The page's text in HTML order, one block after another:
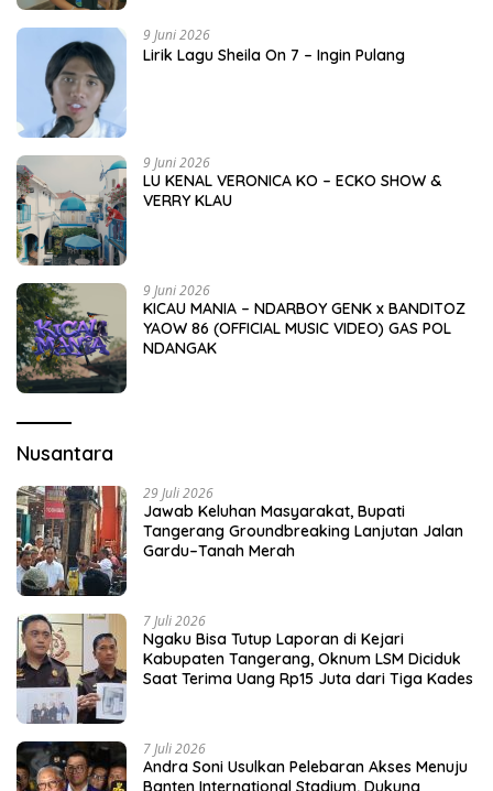
9 Juni 2026
Lirik Lagu Sheila On 7 – Ingin Pulang
9 Juni 2026
LU KENAL VERONICA KO – ECKO SHOW &
VERRY KLAU
9 Juni 2026
KICAU MANIA – NDARBOY GENK x BANDITOZ
YAOW 86 (OFFICIAL MUSIC VIDEO) GAS POL
NDANGAK
Nusantara
29 Juli 2026
Jawab Keluhan Masyarakat, Bupati
Tangerang Groundbreaking Lanjutan Jalan
Gardu–Tanah Merah
7 Juli 2026
Ngaku Bisa Tutup Laporan di Kejari
Kabupaten Tangerang, Oknum LSM Diciduk
Saat Terima Uang Rp15 Juta dari Tiga Kades
7 Juli 2026
Andra Soni Usulkan Pelebaran Akses Menuju
Banten International Stadium, Dukung